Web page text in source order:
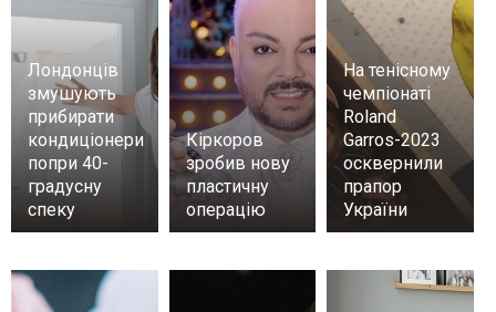
Лондонців
змушують
прибирати
кондиціонери
попри 40-
градусну
спеку
Кіркоров
зробив нову
пластичну
операцію
На тенісному
чемпіонаті
Roland
Garros-2023
осквернили
прапор
України